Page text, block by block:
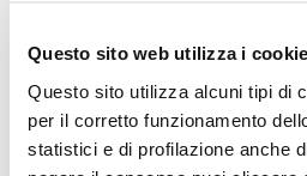
Questo sito web utilizza i cookie
Questo sito utilizza alcuni tipi di
per il corretto funzionamento
statistici e di profilazione anche
-10% -